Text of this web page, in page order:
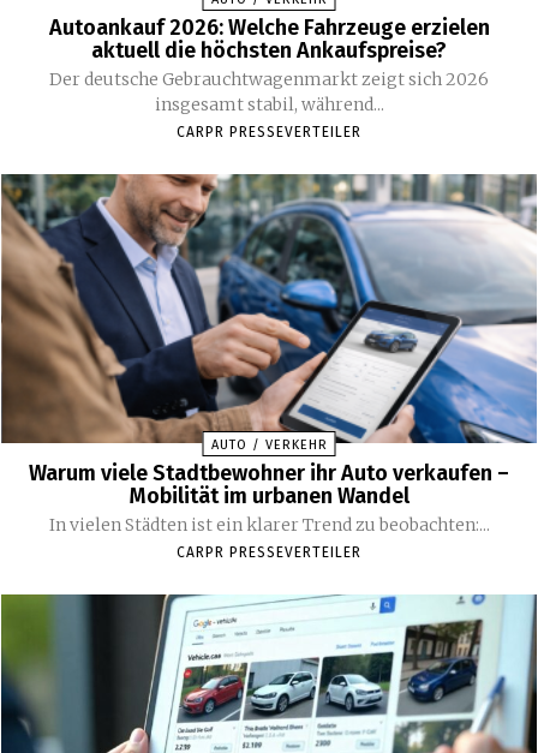
Autoankauf 2026: Welche Fahrzeuge erzielen
aktuell die höchsten Ankaufspreise?
Der deutsche Gebrauchtwagenmarkt zeigt sich 2026
insgesamt stabil, während...
CARPR PRESSEVERTEILER
AUTO / VERKEHR
Warum viele Stadtbewohner ihr Auto verkaufen –
Mobilität im urbanen Wandel
In vielen Städten ist ein klarer Trend zu beobachten:...
CARPR PRESSEVERTEILER